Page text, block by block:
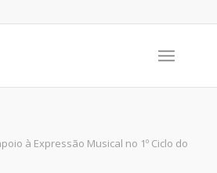
à Expressão Musical no 1º Ciclo do